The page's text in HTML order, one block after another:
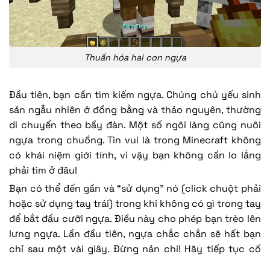
Thuần hóa hai con ngựa
Đầu tiên, bạn cần tìm kiếm ngựa. Chúng chủ yếu sinh
sản ngẫu nhiên ở đồng bằng và thảo nguyên, thường
di chuyển theo bầy đàn. Một số ngôi làng cũng nuôi
ngựa trong chuồng. Tin vui là trong Minecraft không
có khái niệm giới tính, vì vậy bạn không cần lo lắng
phải tìm ở đâu!
Bạn có thể đến gần và “sử dụng” nó (click chuột phải
hoặc sử dụng tay trái) trong khi không có gì trong tay
để bắt đầu cưỡi ngựa. Điều này cho phép bạn trèo lên
lưng ngựa. Lần đầu tiên, ngựa chắc chắn sẽ hất bạn
chỉ sau một vài giây. Đừng nản chí! Hãy tiếp tục cố